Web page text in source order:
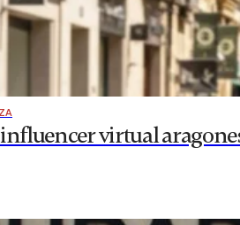
virtual